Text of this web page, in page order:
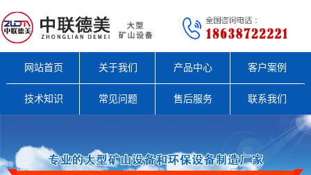
网站首页 关于我们 产品中心 客户案例
技术知识 常见问题 售后服务 联系我们